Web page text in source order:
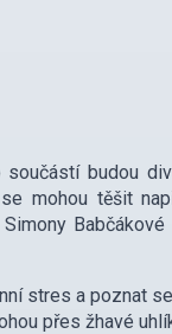
budou
mohou těšit
Babčákové
stres a poznat
přes žhavé